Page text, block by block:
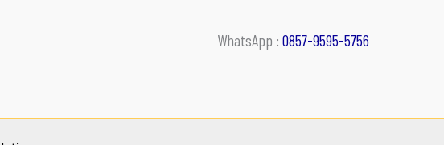
WhatsApp : 0857-9595-5756